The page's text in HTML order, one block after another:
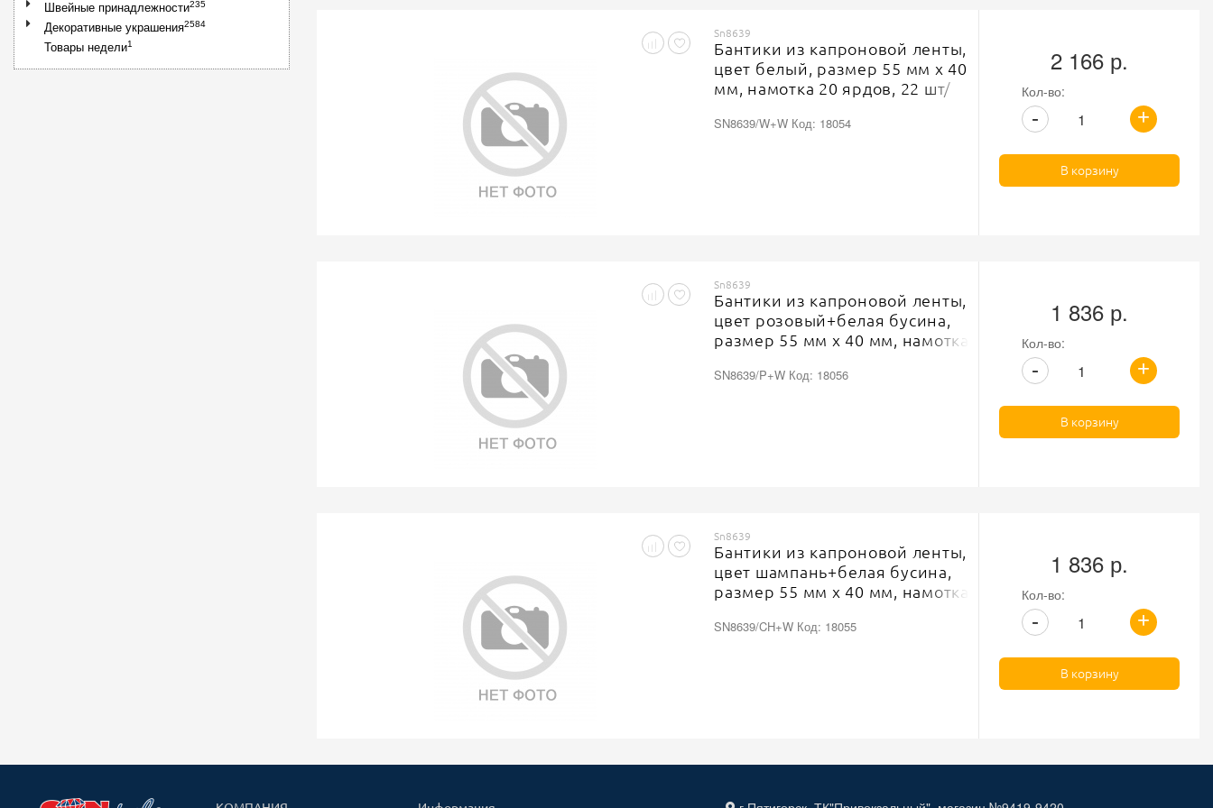
Швейные принадлежности235
Декоративные украшения2584
Товары недели1
Sn8639
Бантики из капроновой ленты,
цвет белый, размер 55 мм х 40
мм, намотка 20 ярдов, 22 шт/
SN8639/W+W Код: 18054
2 166 р.
Кол-во:
+
-
В корзину
Sn8639
Бантики из капроновой ленты,
цвет розовый+белая бусина,
размер 55 мм х 40 мм, намотка
SN8639/P+W Код: 18056
1 836 р.
Кол-во:
+
-
В корзину
Sn8639
Бантики из капроновой ленты,
цвет шампань+белая бусина,
размер 55 мм х 40 мм, намотка
SN8639/CH+W Код: 18055
1 836 р.
Кол-во:
+
-
В корзину